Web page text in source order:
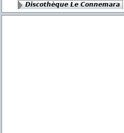
Discothèque Le Connemara